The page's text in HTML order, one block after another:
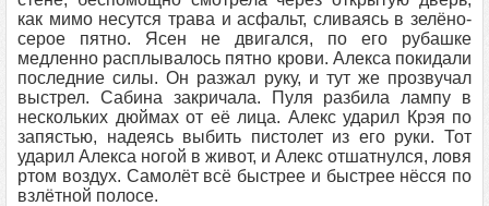
как мимо несутся трава и асфальт, сливаясь в зелёно-
серое пятно. Ясен не двигался, по его рубашке
медленно расплывалось пятно крови. Алекса покидали
последние силы. Он разжал руку, и тут же прозвучал
выстрел. Сабина закричала. Пуля разбила лампу в
нескольких дюймах от её лица. Алекс ударил Крэя по
запястью, надеясь выбить пистолет из его руки. Тот
ударил Алекса ногой в живот, и Алекс отшатнулся, ловя
ртом воздух. Самолёт всё быстрее и быстрее нёсся по
взлётной полосе.